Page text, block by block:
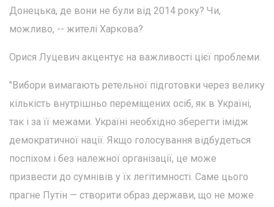
Донецька, де вони не були від 2014 року? Чи,
можливо, -- жителі Харкова?
Орися Луцевич акцентує на важливості цієї проблеми.
"Вибори вимагають ретельної підготовки через велику
кількість внутрішньо переміщених осіб, як в Україні,
так і за її межами. Україні необхідно зберегти імідж
демократичної нації. Якщо голосування відбудеться
поспіхом і без належної організації, це може
призвести до сумнівів у їх легітимності. Саме цього
прагне Путін — створити образ держави, що не може